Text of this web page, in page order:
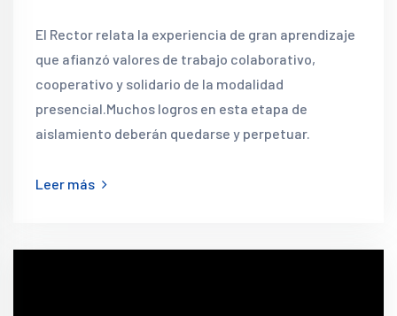
El Rector relata la experiencia de gran aprendizaje
que afianzó valores de trabajo colaborativo,
cooperativo y solidario de la modalidad
presencial.Muchos logros en esta etapa de
aislamiento deberán quedarse y perpetuar.
Leer más